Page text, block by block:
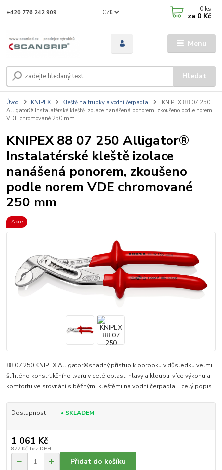
Menu
CZK
Hledat
+420 776 242 909 0 ks
za 0 Kč
Úvod KNIPEX Kleště na trubky a vodní čerpadla
KNIPEX 88 07 250
Alligator® Instalatérské kleště izolace nanášená ponorem, zkoušeno podle norem
VDE chromované 250 mm
KNIPEX 88 07 250 Alligator®
Instalatérské kleště izolace
nanášená ponorem, zkoušeno
podle norem VDE chromované
250 mm
Akce
88 07 250 KNIPEX Alligator®snadný přístup k obrobku v důsledku velmi
štíhlého konstrukčního tvaru v celé oblasti hlavy a kloubu. více výkonu a
komfortu ve srovnání s běžnými kleštěmi na vodní čerpadla... celý popis
Dostupnost • SKLADEM
1 061 Kč
877 Kč bez DPH
Přidat do košíku